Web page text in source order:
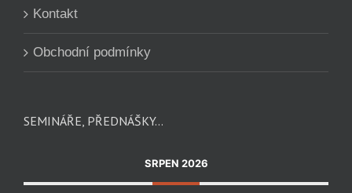
Kontakt
Obchodní podmínky
SEMINÁŘE, PŘEDNÁŠKY…
SRPEN 2026